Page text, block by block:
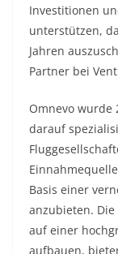
Investitionen
unterstützen,
Jahren
Partner bei
Omnevo wurde
darauf
Basis einer
anzubieten.
auf einer
aufbauen,